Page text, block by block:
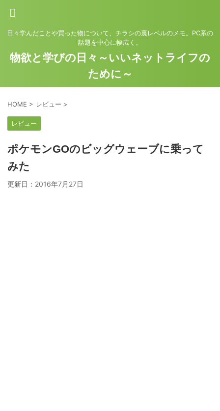
日々学んだことや買った物について、チラシの裏レベルのメモ。PC系の
話題を中心に幅広く。
物欲と学びの日々～いいネットライフの
ために～
HOME > レビュー >
レビュー
ポケモンGOのビッグウェーブに乗って
みた
更新日： 2016年7月27日